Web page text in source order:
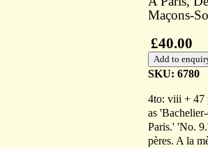
Maçons-
£40.00
SKU: 6780
4to: viii + 47
as
Paris.' 'No.
pères. A la